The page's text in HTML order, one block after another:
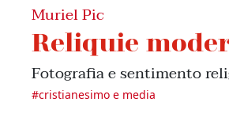
Muriel Pic
Reliquie
Fotografia e sentimento
#cristianesimo e media